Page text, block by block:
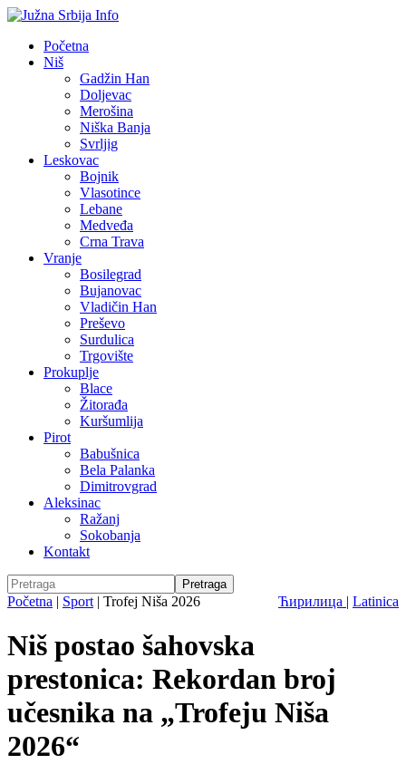
Početna
Niš
Gadžin Han
Doljevac
Merošina
Niška Banja
Svrljig
Leskovac
Bojnik
Vlasotince
Lebane
Medveđa
Crna Trava
Vranje
Bosilegrad
Bujanovac
Vladičin Han
Preševo
Surdulica
Trgovište
Prokuplje
Blace
Žitorađa
Kuršumlija
Pirot
Babušnica
Bela Palanka
Dimitrovgrad
Aleksinac
Ražanj
Sokobanja
Kontakt
Ћирилица | Latinica
Početna | Sport | Trofej Niša 2026
Niš postao šahovska
prestonica: Rekordan broj
učesnika na „Trofeju Niša
2026“